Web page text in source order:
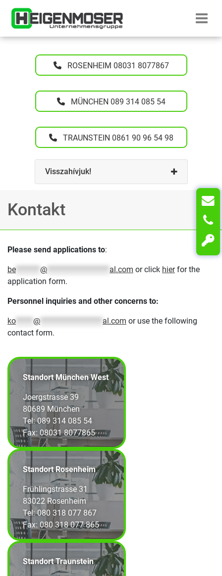
Startseite
ROSENHEIM 08031 8077867
MÜNCHEN 089 314 085 54
TRAUNSTEIN 0861 90 96 54 98
Visszahívjuk!
Kontakt
Please send applications to:
be @ al.com or click hierfor the
application form.
Personnel inquiries and other concerns to:
ko @ al.com or use the following
contact form.
Standort München West
Joergstrasse 39
80689 München
Tel: 089 314 085 54
Fax: 08031 8077865
Standort Rosenheim
Frühlingstrasse 31
83022 Rosenheim
Tel: 080 318 077 867
Fax: 080 318 077 865
Standort Traunstein